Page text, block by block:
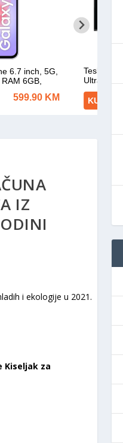
IZ
Kiseljak za